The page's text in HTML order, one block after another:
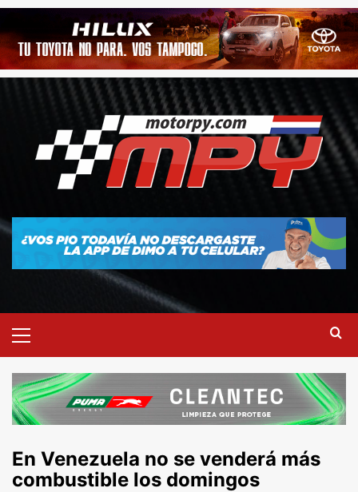
En Venezuela no se venderá más
combustible los domingos